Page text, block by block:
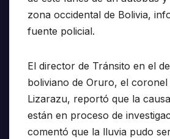
zona occidental de Bolivia,
fuente policial.
El director de Tránsito en el
boliviano de Oruro, el
Lizarazu, reportó que la
están en proceso de
comentó que la lluvia pudo